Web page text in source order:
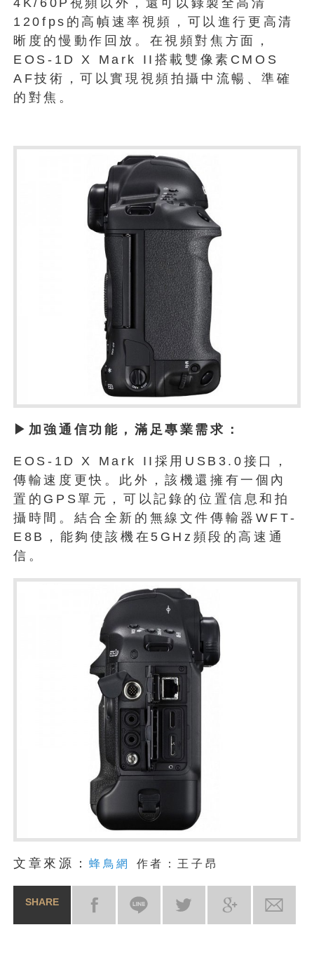
4K/60P視頻以外，還可以錄製全高清
120fps的高幀速率視頻，可以進行更高清
晰度的慢動作回放。在視頻對焦方面，
EOS-1D X Mark II搭載雙像素CMOS
AF技術，可以實現視頻拍攝中流暢、準確
的對焦。
▶加強通信功能，滿足專業需求：
EOS-1D X Mark II採用USB3.0接口，
傳輸速度更快。此外，該機還擁有一個內
置的GPS單元，可以記錄的位置信息和拍
攝時間。結合全新的無線文件傳輸器WFT-
E8B，能夠使該機在5GHz頻段的高速通
信。
文章來源：蜂鳥網 作者：王子昂
SHARE